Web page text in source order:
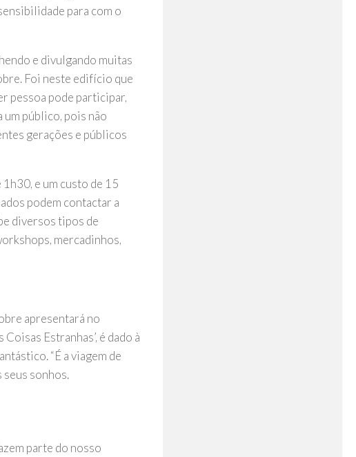
para com o
e divulgando muitas
Foi neste edifício que
pessoa pode participar,
um público, pois não
gerações e públicos
e um custo de 15
podem contactar a
diversos tipos de
mercadinhos,
apresentará no
Estranhas’, é dado à
“É a viagem de
seus sonhos.
parte do nosso